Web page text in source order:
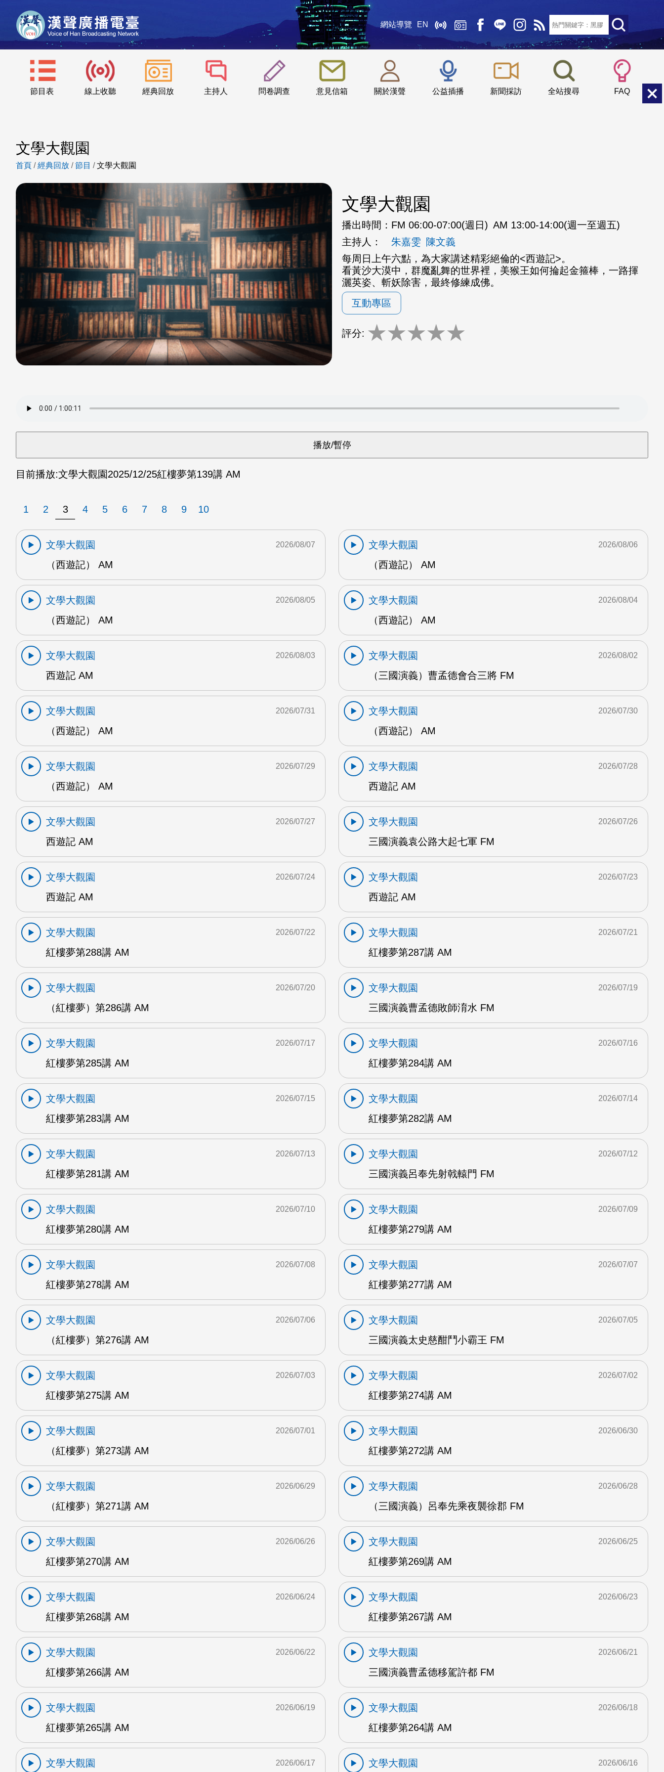
網站導覽 EN
節目表 線上收聽 經典回放 主持人 問卷調查 意見信箱 關於漢聲 公益插播 新聞採訪 全站搜尋 FAQ
::: 小 中
文學大觀園
首頁 /經典回放 /節目 /文學大觀園
文學大觀園
播出時間： FM 06:00-07:00(週日) AM 13:00-14:00(週一至週五)
主持人：
朱嘉雯 陳文義
每周日上午六點，為大家講述精彩絕倫的<西遊記>。
看黃沙大漠中，群魔亂舞的世界裡，美猴王如何掄起金箍棒，一路揮
灑英姿、斬妖除害，最終修練成佛。
互動專區
評分: ★★★★★
目前播放:文學大觀園2025/12/25紅樓夢第139講 AM
1 2 3 4 5 6 7 8 9 10
文學大觀園
（西遊記） AM
2026/08/07
文學大觀園
（西遊記） AM
2026/08/06
文學大觀園
（西遊記） AM
2026/08/05
文學大觀園
（西遊記） AM
2026/08/04
文學大觀園
西遊記 AM
2026/08/03
文學大觀園
（三國演義）曹孟德會合三將 FM
2026/08/02
文學大觀園
（西遊記） AM
2026/07/31
文學大觀園
（西遊記） AM
2026/07/30
文學大觀園
（西遊記） AM
2026/07/29
文學大觀園
西遊記 AM
2026/07/28
文學大觀園
西遊記 AM
2026/07/27
文學大觀園
三國演義袁公路大起七軍 FM
2026/07/26
文學大觀園
西遊記 AM
2026/07/24
文學大觀園
西遊記 AM
2026/07/23
文學大觀園
紅樓夢第288講 AM
2026/07/22
文學大觀園
紅樓夢第287講 AM
2026/07/21
文學大觀園
（紅樓夢）第286講 AM
2026/07/20
文學大觀園
三國演義曹孟德敗師淯水 FM
2026/07/19
文學大觀園
紅樓夢第285講 AM
2026/07/17
文學大觀園
紅樓夢第284講 AM
2026/07/16
文學大觀園
紅樓夢第283講 AM
2026/07/15
文學大觀園
紅樓夢第282講 AM
2026/07/14
文學大觀園
紅樓夢第281講 AM
2026/07/13
文學大觀園
三國演義呂奉先射戟轅門 FM
2026/07/12
文學大觀園
紅樓夢第280講 AM
2026/07/10
文學大觀園
紅樓夢第279講 AM
2026/07/09
文學大觀園
紅樓夢第278講 AM
2026/07/08
文學大觀園
紅樓夢第277講 AM
2026/07/07
文學大觀園
（紅樓夢）第276講 AM
2026/07/06
文學大觀園
三國演義太史慈酣鬥小霸王 FM
2026/07/05
文學大觀園
紅樓夢第275講 AM
2026/07/03
文學大觀園
紅樓夢第274講 AM
2026/07/02
文學大觀園
（紅樓夢）第273講 AM
2026/07/01
文學大觀園
紅樓夢第272講 AM
2026/06/30
文學大觀園
（紅樓夢）第271講 AM
2026/06/29
文學大觀園
（三國演義）呂奉先乘夜襲徐郡 FM
2026/06/28
文學大觀園
紅樓夢第270講 AM
2026/06/26
文學大觀園
紅樓夢第269講 AM
2026/06/25
文學大觀園
紅樓夢第268講 AM
2026/06/24
文學大觀園
紅樓夢第267講 AM
2026/06/23
文學大觀園
紅樓夢第266講 AM
2026/06/22
文學大觀園
三國演義曹孟德移駕許都 FM
2026/06/21
文學大觀園
紅樓夢第265講 AM
2026/06/19
文學大觀園
紅樓夢第264講 AM
2026/06/18
文學大觀園 2026/06/17 文學大觀園 2026/06/16